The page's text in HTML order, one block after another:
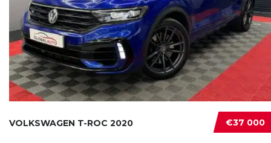
€37 000
VOLKSWAGEN T-ROC 2020